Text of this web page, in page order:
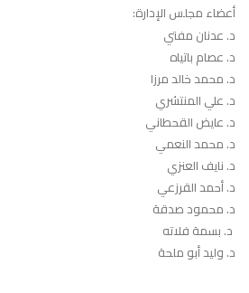
أعضاء مجلس الإدارة:
د. عدنان مفتي
د. عصام باتياه
د. محمد خالد مرزا
د. علي المنتشري
د. عايض القحطاني
د. محمد النعمي
د. نايف العنزي
د. أحمد القرزعي
د. محمود صدقة
د. بسمة فلاته
د. وليد أبو ملحة